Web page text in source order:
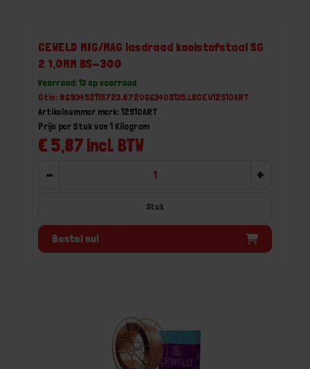
CEWELD MIG/MAG lasdraad koolstofstaal SG
2 1,0MM BS-300
Voorraad: 13 op voorraad
Gtin: 8693452115723,8720663405135,LBCEW12510ART
Artikelnummer merk: 12510ART
€ 5,87 incl. BTW
Prijs per Stuk van 1 Kilogram
- +
Stuk
Bestel nu!